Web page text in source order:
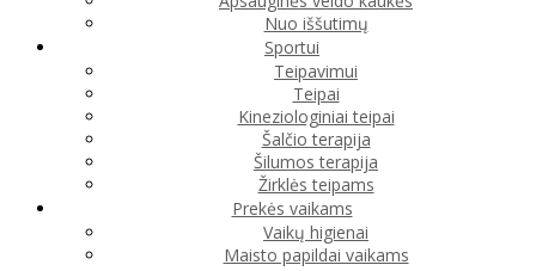
Nuo iššutimų
Sportui
Teipavimui
Teipai
Kineziologiniai teipai
Šalčio terapija
Šilumos terapija
Žirklės teipams
Prekės vaikams
Vaikų higienai
Maisto papildai vaikams